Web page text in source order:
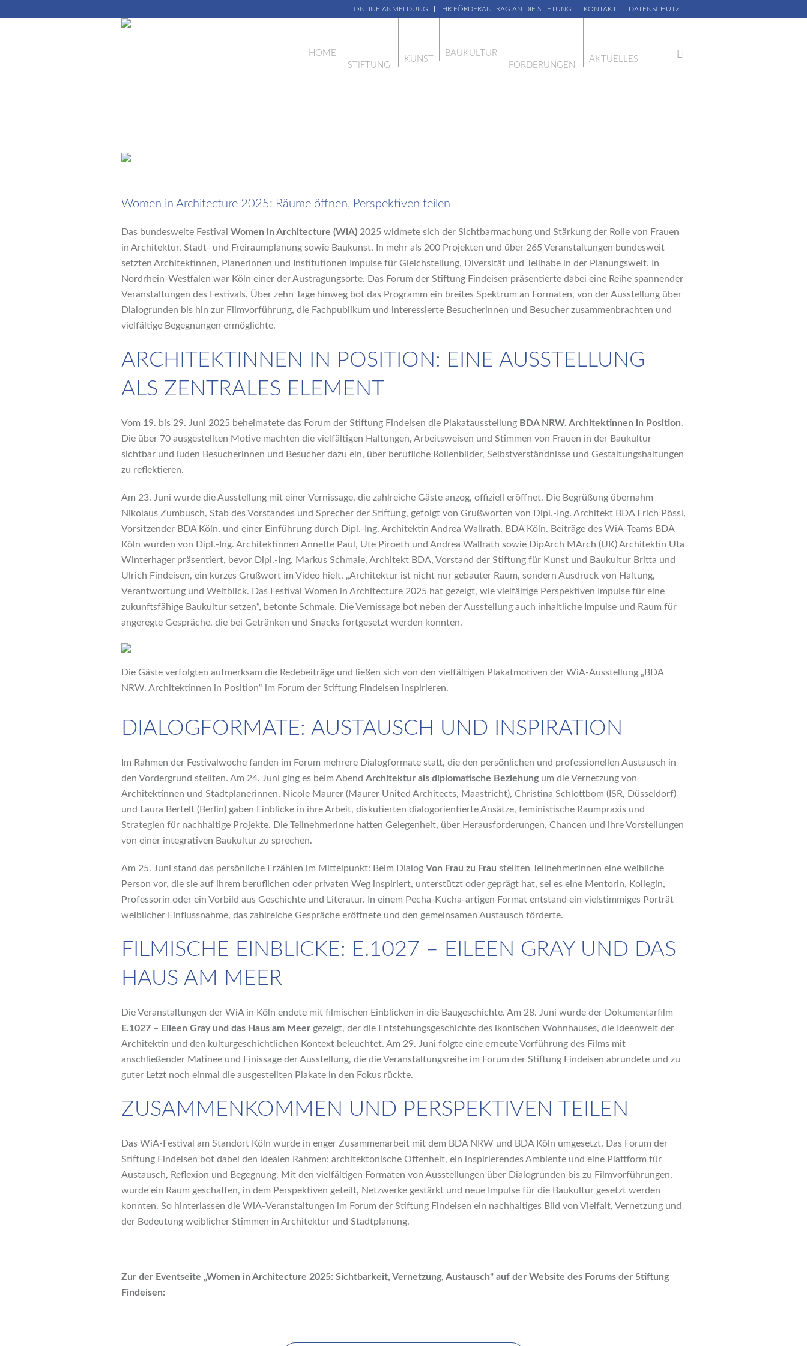
ONLINE ANMELDUNG IHR FÖRDERANTRAG AN DIE STIFTUNG KONTAKT DATENSCHUTZ
HOME
STIFTUNG
KUNST
BAUKULTUR
FÖRDERUNGEN
AKTUELLES
Women in Architecture 2025: Räume öffnen, Perspektiven teilen
Das bundesweite Festival Women in Architecture (WiA)2025 widmete sich der Sichtbarmachung und Stärkung der Rolle von Frauen
in Architektur, Stadt- und Freiraumplanung sowie Baukunst. In mehr als 200 Projekten und über 265 Veranstaltungen bundesweit
setzten Architektinnen, Planerinnen und Institutionen Impulse für Gleichstellung, Diversität und Teilhabe in der Planungswelt. In
Nordrhein-Westfalen war Köln einer der Austragungsorte. Das Forum der Stiftung Findeisen präsentierte dabei eine Reihe spannender
Veranstaltungen des Festivals. Über zehn Tage hinweg bot das Programm ein breites Spektrum an Formaten, von der Ausstellung über
Dialogrunden bis hin zur Filmvorführung, die Fachpublikum und interessierte Besucherinnen und Besucher zusammenbrachten und
vielfältige Begegnungen ermöglichte.
ARCHITEKTINNEN IN POSITION: EINE AUSSTELLUNG
ALS ZENTRALES ELEMENT
Vom 19. bis 29. Juni 2025 beheimatete das Forum der Stiftung Findeisen die Plakatausstellung BDA NRW. Architektinnen in Position.
Die über 70 ausgestellten Motive machten die vielfältigen Haltungen, Arbeitsweisen und Stimmen von Frauen in der Baukultur
sichtbar und luden Besucherinnen und Besucher dazu ein, über berufliche Rollenbilder, Selbstverständnisse und Gestaltungshaltungen
zu reflektieren.
Am 23. Juni wurde die Ausstellung mit einer Vernissage, die zahlreiche Gäste anzog, offiziell eröffnet. Die Begrüßung übernahm
Nikolaus Zumbusch, Stab des Vorstandes und Sprecher der Stiftung, gefolgt von Grußworten von Dipl.-Ing. Architekt BDA Erich Pössl,
Vorsitzender BDA Köln, und einer Einführung durch Dipl.-Ing. Architektin Andrea Wallrath, BDA Köln. Beiträge des WiA-Teams BDA
Köln wurden von Dipl.-Ing. Architektinnen Annette Paul, Ute Piroeth und Andrea Wallrath sowie DipArch MArch (UK) Architektin Uta
Winterhager präsentiert, bevor Dipl.-Ing. Markus Schmale, Architekt BDA, Vorstand der Stiftung für Kunst und Baukultur Britta und
Ulrich Findeisen, ein kurzes Grußwort im Video hielt. „Architektur ist nicht nur gebauter Raum, sondern Ausdruck von Haltung,
Verantwortung und Weitblick. Das Festival Women in Architecture 2025 hat gezeigt, wie vielfältige Perspektiven Impulse für eine
zukunftsfähige Baukultur setzen“, betonte Schmale. Die Vernissage bot neben der Ausstellung auch inhaltliche Impulse und Raum für
angeregte Gespräche, die bei Getränken und Snacks fortgesetzt werden konnten.
Die Gäste verfolgten aufmerksam die Redebeiträge und ließen sich von den vielfältigen Plakatmotiven der WiA-Ausstellung „BDA
NRW. Architektinnen in Position“ im Forum der Stiftung Findeisen inspirieren.
DIALOGFORMATE: AUSTAUSCH UND INSPIRATION
Im Rahmen der Festivalwoche fanden im Forum mehrere Dialogformate statt, die den persönlichen und professionellen Austausch in
den Vordergrund stellten. Am 24. Juni ging es beim Abend Architektur als diplomatische Beziehungum die Vernetzung von
Architektinnen und Stadtplanerinnen. Nicole Maurer (Maurer United Architects, Maastricht), Christina Schlottbom (ISR, Düsseldorf)
und Laura Bertelt (Berlin) gaben Einblicke in ihre Arbeit, diskutierten dialogorientierte Ansätze, feministische Raumpraxis und
Strategien für nachhaltige Projekte. Die Teilnehmerinne hatten Gelegenheit, über Herausforderungen, Chancen und ihre Vorstellungen
von einer integrativen Baukultur zu sprechen.
Am 25. Juni stand das persönliche Erzählen im Mittelpunkt: Beim Dialog Von Frau zu Frau stellten Teilnehmerinnen eine weibliche
Person vor, die sie auf ihrem beruflichen oder privaten Weg inspiriert, unterstützt oder geprägt hat, sei es eine Mentorin, Kollegin,
Professorin oder ein Vorbild aus Geschichte und Literatur. In einem Pecha-Kucha-artigen Format entstand ein vielstimmiges Porträt
weiblicher Einflussnahme, das zahlreiche Gespräche eröffnete und den gemeinsamen Austausch förderte.
FILMISCHE EINBLICKE: E.1027 – EILEEN GRAY UND DAS
HAUS AM MEER
Die Veranstaltungen der WiA in Köln endete mit filmischen Einblicken in die Baugeschichte. Am 28. Juni wurde der Dokumentarfilm
E.1027 – Eileen Gray und das Haus am Meergezeigt, der die Entstehungsgeschichte des ikonischen Wohnhauses, die Ideenwelt der
Architektin und den kulturgeschichtlichen Kontext beleuchtet. Am 29. Juni folgte eine erneute Vorführung des Films mit
anschließender Matinee und Finissage der Ausstellung, die die Veranstaltungsreihe im Forum der Stiftung Findeisen abrundete und zu
guter Letzt noch einmal die ausgestellten Plakate in den Fokus rückte.
ZUSAMMENKOMMEN UND PERSPEKTIVEN TEILEN
Das WiA-Festival am Standort Köln wurde in enger Zusammenarbeit mit dem BDA NRW und BDA Köln umgesetzt. Das Forum der
Stiftung Findeisen bot dabei den idealen Rahmen: architektonische Offenheit, ein inspirierendes Ambiente und eine Plattform für
Austausch, Reflexion und Begegnung. Mit den vielfältigen Formaten von Ausstellungen über Dialogrunden bis zu Filmvorführungen,
wurde ein Raum geschaffen, in dem Perspektiven geteilt, Netzwerke gestärkt und neue Impulse für die Baukultur gesetzt werden
konnten. So hinterlassen die WiA-Veranstaltungen im Forum der Stiftung Findeisen ein nachhaltiges Bild von Vielfalt, Vernetzung und
der Bedeutung weiblicher Stimmen in Architektur und Stadtplanung.
Zur der Eventseite „Women in Architecture 2025: Sichtbarkeit, Vernetzung, Austausch“ auf der Website des Forums der Stiftung
Findeisen: